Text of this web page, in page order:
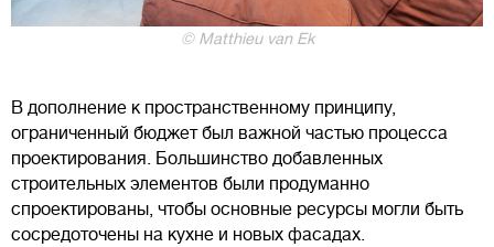
© Matthieu van Ek
В дополнение к пространственному принципу,
ограниченный бюджет был важной частью процесса
проектирования. Большинство добавленных
строительных элементов были продуманно
спроектированы, чтобы основные ресурсы могли быть
сосредоточены на кухне и новых фасадах.